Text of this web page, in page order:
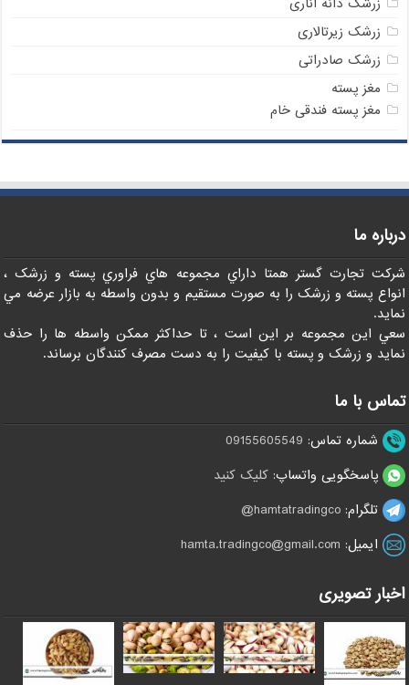
زرشک زیرتالاری
زرشک صادراتی
مغز پسته
مغز پسته فندقی خام
درباره ما
شرکت تجارت گستر همتا داراي مجموعه هاي فراوري پسته و زرشک ،
انواع پسته و زرشک را به صورت مستقيم و بدون واسطه به بازار عرضه مي
نمايد.
سعي اين مجموعه بر اين است ، تا حداکثر ممکن واسطه ها را حذف
نمايد و زرشک و پسته با کيفيت را به دست مصرف کنندگان برساند.
تماس با ما
شماره تماس: 09155605549
پاسخگویی واتساپ:کلیک کنید
تلگرام:hamtatradingco@
ایمیل: hamta.tradingco@gmail.com
اخبار تصویری